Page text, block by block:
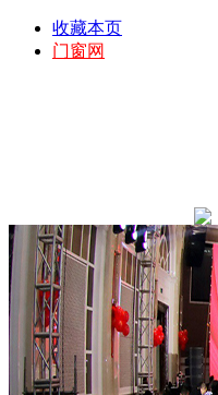
收藏本页
门窗网